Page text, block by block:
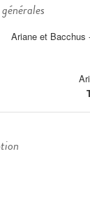
Ariane et Bacchus